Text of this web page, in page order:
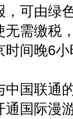
，可由绿
无需缴税
时间晚6
中国联通
通国际漫